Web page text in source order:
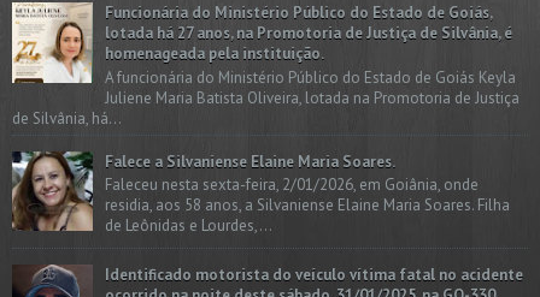
Funcionária do Ministério Público do Estado de Goiás,
lotada há 27 anos, na Promotoria de Justiça de Silvânia, é
homenageada pela instituição.
A funcionária do Ministério Público do Estado de Goiás Keyla
Juliene Maria Batista Oliveira, lotada na Promotoria de Justiça
de Silvânia, há...
Falece a Silvaniense Elaine Maria Soares.
Faleceu nesta sexta-feira, 2/01/2026, em Goiânia, onde
residia, aos 58 anos, a Silvaniense Elaine Maria Soares. Filha
de Leônidas e Lourdes,...
Identificado motorista do veículo vítima fatal no acidente